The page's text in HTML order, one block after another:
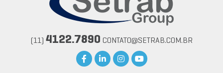
(11) 4122.7890 CONTATO@SETRAB.COM.BR